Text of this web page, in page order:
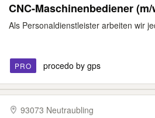
CNC-Maschinenbediener
Als Personaldienstleister arbeiten wir
PRO procedo by gps
93073 Neutraubling